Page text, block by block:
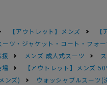
【アウトレット】メンズ
ーツ・ジャケット・コート・フォ
メンズ 成人式スーツ
場
【アウトレット】メンズ
ンズ) ウォッシャブルスーツ(